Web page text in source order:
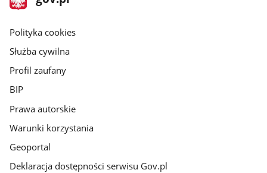
gov.pl
gov.pl
Polityka cookies
Służba cywilna
Profil zaufany
BIP
Prawa autorskie
Warunki korzystania
Geoportal
Deklaracja dostępności serwisu Gov.pl